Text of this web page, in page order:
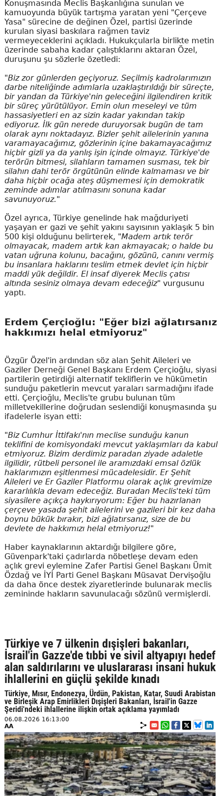
Konuşmasında Meclis Başkanlığına sunulan ve
kamuoyunda büyük tartışma yaratan yeni "Çerçeve
Yasa" sürecine de değinen Özel, partisi üzerinde
kurulan siyasi baskılara rağmen taviz
vermeyeceklerini açıkladı. Hukukçularla birlikte metin
üzerinde sabaha kadar çalıştıklarını aktaran Özel,
duruşunu şu sözlerle özetledi:
"Biz zor günlerden geçiyoruz. Seçilmiş kadrolarımızın
darbe niteliğinde adımlarla uzaklaştırıldığı bir süreçte,
bir yandan da Türkiye'nin geleceğini ilgilendiren kritik
bir süreç yürütülüyor. Emin olun meseleyi ve tüm
hassasiyetleri en az sizin kadar yakından takip
ediyoruz. İlk gün nerede duruyorsak bugün de tam
olarak aynı noktadayız. Bizler şehit ailelerinin yanına
varamayacağımız, gözlerinin içine bakamayacağımız
hiçbir gizli ya da yanlış işin içinde olmayız. Türkiye'de
terörün bitmesi, silahların tamamen susması, tek bir
silahın dahi terör örgütünün elinde kalmaması ve bir
daha hiçbir ocağa ateş düşmemesi için demokratik
zeminde adımlar atılmasını sonuna kadar
savunuyoruz."
Özel ayrıca, Türkiye genelinde hak mağduriyeti
yaşayan er gazi ve şehit yakını sayısının yaklaşık 5 bin
500 kişi olduğunu belirterek, "Madem artık terör
olmayacak, madem artık kan akmayacak; o halde bu
vatan uğruna kolunu, bacağını, gözünü, canını vermiş
bu insanlara haklarını teslim etmek devlet için hiçbir
maddi yük değildir. El insaf diyerek Meclis çatısı
altında sesiniz olmaya devam edeceğiz" vurgusunu
yaptı.
Erdem Çerçioğlu: "Eğer bizi ağlatırsanız
hakkımızı helal etmiyoruz"
Özgür Özel'in ardından söz alan Şehit Aileleri ve
Gaziler Derneği Genel Başkanı Erdem Çerçioğlu, siyasi
partilerin getirdiği alternatif tekliflerin ve hükümetin
sunduğu paketlerin mevcut yaraları sarmadığını ifade
etti. Çerçioğlu, Meclis'te grubu bulunan tüm
milletvekillerine doğrudan seslendiği konuşmasında şu
ifadelerle isyan etti:
"Biz Cumhur İttifakı'nın meclise sunduğu kanun
teklifini de komisyondaki mevcut yaklaşımları da kabul
etmiyoruz. Bizim derdimiz paradan ziyade adaletle
ilgilidir, rütbeli personel ile aramızdaki emsal özlük
haklarımızın eşitlenmesi mücadelesidir. Er Şehit
Aileleri ve Er Gaziler Platformu olarak açlık grevimize
kararlılıkla devam edeceğiz. Buradan Meclis'teki tüm
siyasilere açıkça haykırıyorum: Eğer bu hazırlanan
çerçeve yasada şehit ailelerini ve gazileri bir kez daha
boynu bükük bırakır, bizi ağlatırsanız, size de bu
devlete de hakkımızı helal etmiyoruz!"
Haber kaynaklarının aktardığı bilgilere göre,
Güvenpark'taki çadırlarda nöbetleşe devam eden
açlık grevi eylemine Zafer Partisi Genel Başkanı Ümit
Özdağ ve İYİ Parti Genel Başkanı Müsavat Dervişoğlu
da daha önce destek ziyaretlerinde bulunarak meclis
zemininde hakların savunulacağı sözünü vermişlerdi.
Türkiye ve 7 ülkenin dışişleri bakanları,
İsrail'in Gazze'de tıbbi ve sivil altyapıyı hedef
alan saldırılarını ve uluslararası insani hukuk
ihlallerini en güçlü şekilde kınadı
Türkiye, Mısır, Endonezya, Ürdün, Pakistan, Katar, Suudi Arabistan
ve Birleşik Arap Emirlikleri Dışişleri Bakanları, İsrail'in Gazze
Şeridi'ndeki ihlallerine ilişkin ortak açıklama yayımladı
06.08.2026 16:13:00
AA